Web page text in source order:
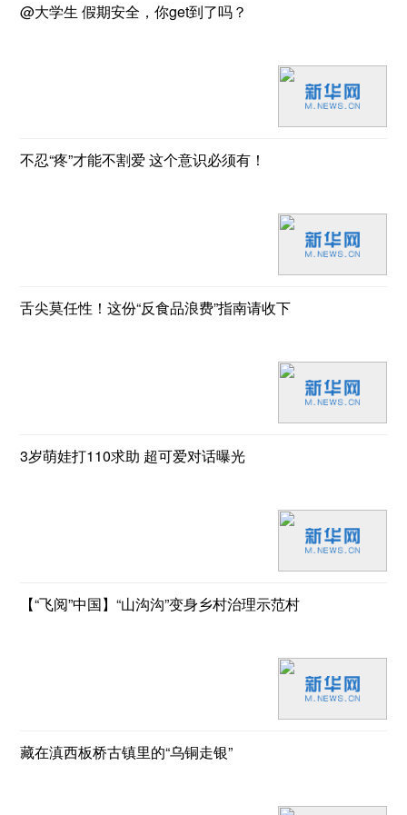
@大学生 假期安全，你get到了吗？
不忍“疼”才能不割爱 这个意识必须有！
舌尖莫任性！这份“反食品浪费”指南请收下
3岁萌娃打110求助 超可爱对话曝光
【“飞阅”中国】“山沟沟”变身乡村治理示范村
藏在滇西板桥古镇里的“乌铜走银”